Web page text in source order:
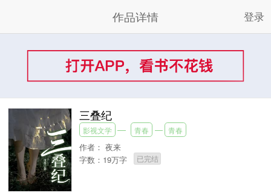
作品详情 登录
三叠纪
影视文学 青春 青春
作者： 夜来
字数：19万字
已完结